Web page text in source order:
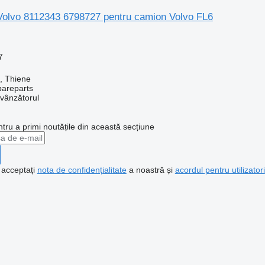
8112343 6798727 pentru camion Volvo FL6
Thiene
a primi noutățile din această secțiune
nota de confidențialitatea noastră și acordul pentru utilizatori